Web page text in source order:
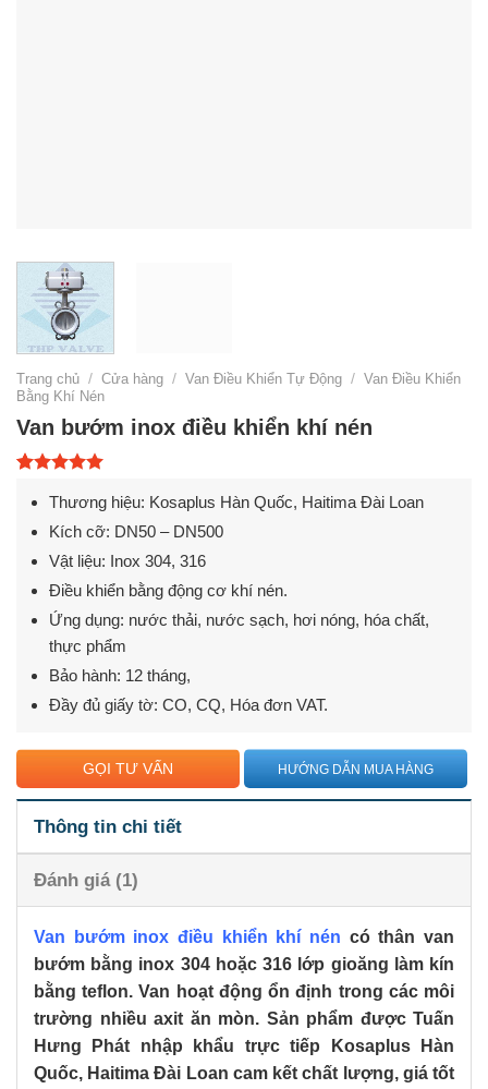
Trang chủ / Cửa hàng / Van Điều Khiển Tự Động / Van Điều Khiển
Bằng Khí Nén
Van bướm inox điều khiển khí nén
dựa trên
đánh giá
Thương hiệu: Kosaplus Hàn Quốc, Haitima Đài Loan
Kích cỡ: DN50 – DN500
Vật liệu: Inox 304, 316
Điều khiển bằng động cơ khí nén.
Ứng dụng: nước thải, nước sạch, hơi nóng, hóa chất,
thực phẩm
Bảo hành: 12 tháng,
Đầy đủ giấy tờ: CO, CQ, Hóa đơn VAT.
GỌI TƯ VẤN HƯỚNG DẪN MUA HÀNG
Thông tin chi tiết
Đánh giá (1)
Van bướm inox điều khiển khí nén có thân van
bướm bằng inox 304 hoặc 316 lớp gioăng làm kín
bằng teflon. Van hoạt động ổn định trong các môi
trường nhiều axit ăn mòn. Sản phẩm được Tuấn
Hưng Phát nhập khẩu trực tiếp Kosaplus Hàn
Quốc, Haitima Đài Loan cam kết chất lượng, giá tốt